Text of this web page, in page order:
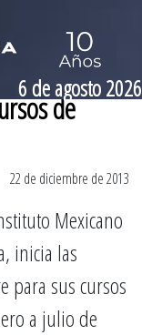
6 de agosto 2026
de
22 de diciembre de 2013
Mexicano
inicia las
para sus cursos
a julio de